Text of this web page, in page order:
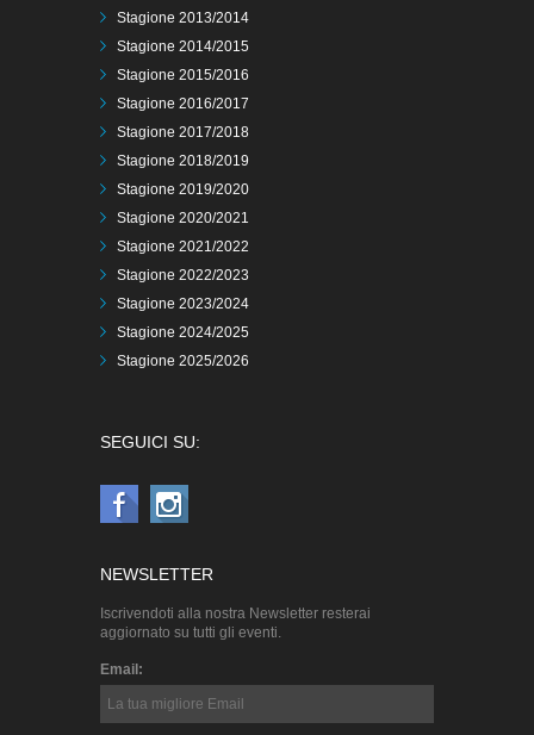
Stagione 2013/2014
Stagione 2014/2015
Stagione 2015/2016
Stagione 2016/2017
Stagione 2017/2018
Stagione 2018/2019
Stagione 2019/2020
Stagione 2020/2021
Stagione 2021/2022
Stagione 2022/2023
Stagione 2023/2024
Stagione 2024/2025
Stagione 2025/2026
SEGUICI SU:
NEWSLETTER
Iscrivendoti alla nostra Newsletter resterai
aggiornato su tutti gli eventi.
Email: